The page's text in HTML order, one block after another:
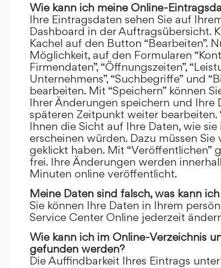
Wie kann ich meine Online-
Ihre Eintragsdaten sehen Sie auf
Dashboard in der Auftragsübersicht.
Kachel auf den Button “Bearbeiten”.
Möglichkeit, auf den Formularen
Firmendaten”, “Öffnungszeiten”,
Unternehmens”, “Suchbegriffe” und
bearbeiten. Mit “Speichern” können
Ihrer Änderungen speichern und Ihre
späteren Zeitpunkt weiter bearbeiten.
Ihnen die Sicht auf Ihre Daten, wie
erscheinen würden. Dazu müssen Sie
geklickt haben. Mit “Veröffentlichen”
frei. Ihre Änderungen werden
Minuten online veröffentlicht.
Meine Daten sind falsch, was kann
Sie können Ihre Daten in Ihrem
Service Center Online jederzeit
Wie kann ich im Online-Verzeichnis
gefunden werden?
Die Auffindbarkeit Ihres Eintrags